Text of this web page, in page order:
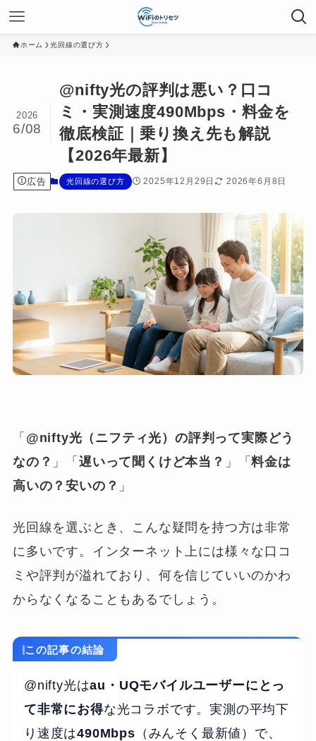
ホーム 光回線の選び方
@nifty光の評判は悪い？口コ
ミ・実測速度490Mbps・料金を
徹底検証｜乗り換え先も解説
【2026年最新】
2026
6/08
広告 光回線の選び方 2025年12月29日 2026年6月8日
「 @nifty光（ニフティ光）の評判って実際どう
なの？ 」「 遅いって聞くけど本当？ 」「料金は
高いの？安いの？ 」
光回線を選ぶとき、こんな疑問を持つ方は非常
に多いです。インターネット上には様々な口コ
ミや評判が溢れており、何を信じていいのかわ
からなくなることもあるでしょう。
この記事の結論
@nifty光はau・UQモバイルユーザーにとっ
て非常にお得な光コラボです。実測の平均下
り速度は490Mbps （みんそく最新値）で、